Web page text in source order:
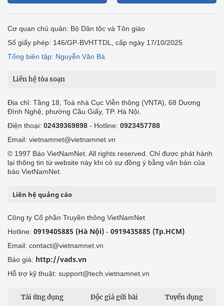
Cơ quan chủ quản: Bộ Dân tộc và Tôn giáo
Số giấy phép: 146/GP-BVHTTDL, cấp ngày 17/10/2025
Tổng biên tập: Nguyễn Văn Bá
Liên hệ tòa soạn
Địa chỉ: Tầng 18, Toà nhà Cục Viễn thông (VNTA), 68 Dương
Đình Nghệ, phường Cầu Giấy, TP. Hà Nội.
Điện thoại: 02439369898 - Hotline: 0923457788
Email: vietnamnet@vietnamnet.vn
© 1997 Báo VietNamNet. All rights reserved. Chỉ được phát hành
lại thông tin từ website này khi có sự đồng ý bằng văn bản của
báo VietNamNet.
Liên hệ quảng cáo
Công ty Cổ phần Truyền thông VietNamNet
Hotline: 0919405885 (Hà Nội) - 0919435885 (Tp.HCM)
Email: contact@vietnamnet.vn
Báo giá: http://vads.vn
Hỗ trợ kỹ thuật: support@tech.vietnamnet.vn
Tải ứng dụng Độc giả gửi bài Tuyển dụng